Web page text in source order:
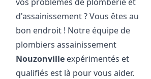
d'assainissement ? Vous êtes au
bon endroit ! Notre équipe de
plombiers assainissement
Nouzonville expérimentés et
qualifiés est là pour vous aider.